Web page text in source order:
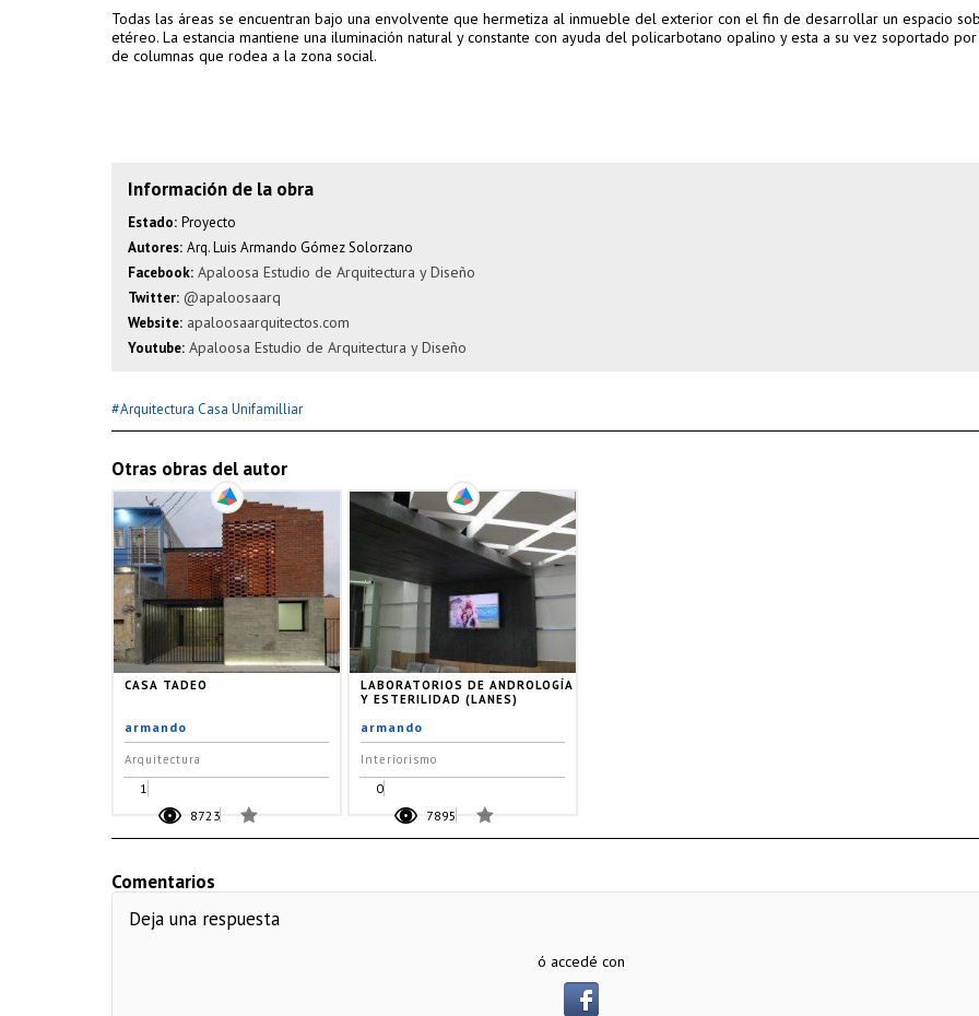
Todas las áreas se encuentran bajo una envolvente que hermetiza al inmueble del exterior con el fin de desarrollar un espacio
etéreo. La estancia mantiene una iluminación natural y constante con ayuda del policarbotano opalino y esta a su vez soportado
de columnas que rodea a la zona social.
Información de la obra
Estado: Proyecto
Autores: Arq. Luis Armando Gómez Solorzano
Facebook: Apaloosa Estudio de Arquitectura y Diseño
Twitter: @apaloosaarq
Website: apaloosaarquitectos.com
Youtube: Apaloosa Estudio de Arquitectura y Diseño
#Arquitectura Casa Unifamilliar
Otras obras del autor
CASA TADEO
armando
Arquitectura
1
8723
LABORATORIOS DE ANDROLOGÍA
Y ESTERILIDAD (LANES)
armando
Interiorismo
0
7895
Comentarios
Deja una respuesta
ó accedé con